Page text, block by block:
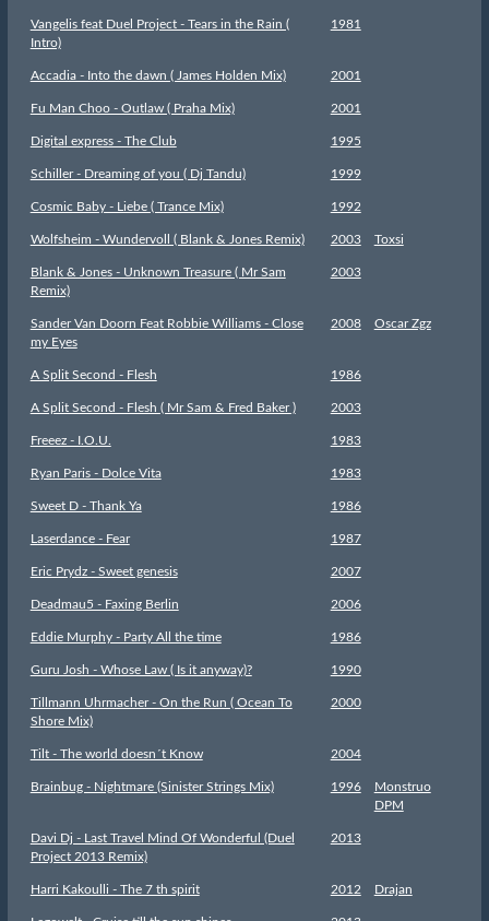
Vangelis feat Duel Project - Tears in the Rain (
Intro)
1981
Accadia - Into the dawn ( James Holden Mix) 2001
Fu Man Choo - Outlaw ( Praha Mix) 2001
Digital express - The Club 1995
Schiller - Dreaming of you ( Dj Tandu) 1999
Cosmic Baby - Liebe ( Trance Mix) 1992
Wolfsheim - Wundervoll ( Blank & Jones Remix) 2003 Toxsi
Blank & Jones - Unknown Treasure ( Mr Sam
Remix)
2003
Sander Van Doorn Feat Robbie Williams - Close
my Eyes
2008 Oscar Zgz
A Split Second - Flesh 1986
A Split Second - Flesh ( Mr Sam & Fred Baker ) 2003
Freeez - I.O.U. 1983
Ryan Paris - Dolce Vita 1983
Sweet D - Thank Ya 1986
Laserdance - Fear 1987
Eric Prydz - Sweet genesis 2007
Deadmau5 - Faxing Berlin 2006
Eddie Murphy - Party All the time 1986
Guru Josh - Whose Law ( Is it anyway)? 1990
Tillmann Uhrmacher - On the Run ( Ocean To
Shore Mix)
2000
Tilt - The world doesn´t Know 2004
Brainbug - Nightmare (Sinister Strings Mix) 1996
Monstruo
DPM
Davi Dj - Last Travel Mind Of Wonderful (Duel
Project 2013 Remix)
2013
Harri Kakoulli - The 7 th spirit 2012 Drajan